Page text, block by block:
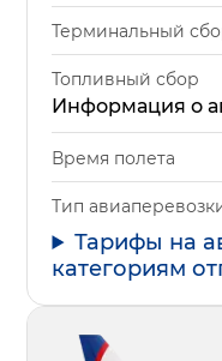
Терминальный
Топливный сбор
Информация о
Время полета
Тип
Тарифы на
категориям